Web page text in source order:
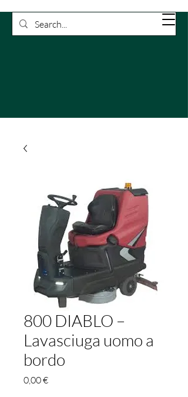
Rossetti
Pulizie
800 DIABLO –
Lavasciuga uomo a
bordo
0,00 €Prezzo